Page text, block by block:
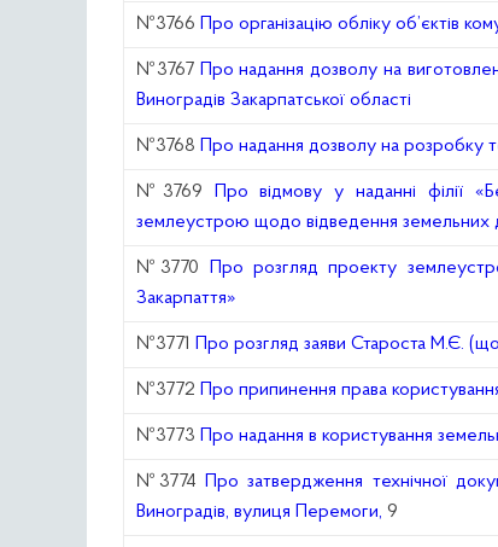
№3766 Про організацію обліку об’єктів
№3767
Про надання дозволу на
Виноградів Закарпатської області
№3768 Про надання дозволу на розробку
№3769
Про відмову у наданні філії
землеустрою щодо відведення земельних
№3770
Про розгляд проекту
Закарпаття»
№3771 Про розгляд заяви Староста М.Є.
№3772 Про припинення права
№3773 Про надання в користування
№3774 Про затвердження технічної
Виноградів, вулиця Перемоги, 9